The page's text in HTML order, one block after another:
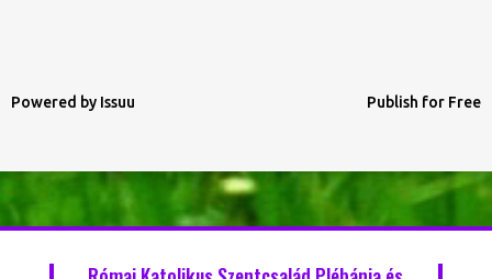
Powered by Issuu Publish for Free